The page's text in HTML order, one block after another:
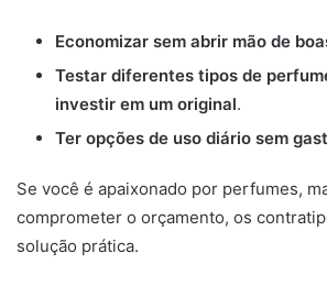
Economizar sem abrir mão de
Testar diferentes tipos de
investir em um original.
Ter opções de uso diário sem
Se você é apaixonado por perfumes,
comprometer o orçamento, os
solução prática.